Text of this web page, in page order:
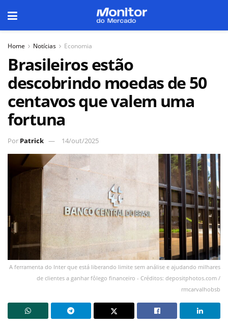
Home Notícias Economia
Brasileiros estão
descobrindo moedas de 50
centavos que valem uma
fortuna
Por Patrick 14/out/2025
A ferramenta do Inter que está liberando limite sem análise e ajudando milhares
de clientes a ganhar fôlego financeiro - Créditos: depositphotos.com /
rmcarvalhobsb